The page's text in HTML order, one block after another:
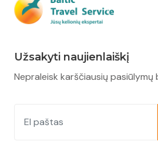
Užsakyti naujienlaiškį
Nepraleisk karščiausių pasiūlymų